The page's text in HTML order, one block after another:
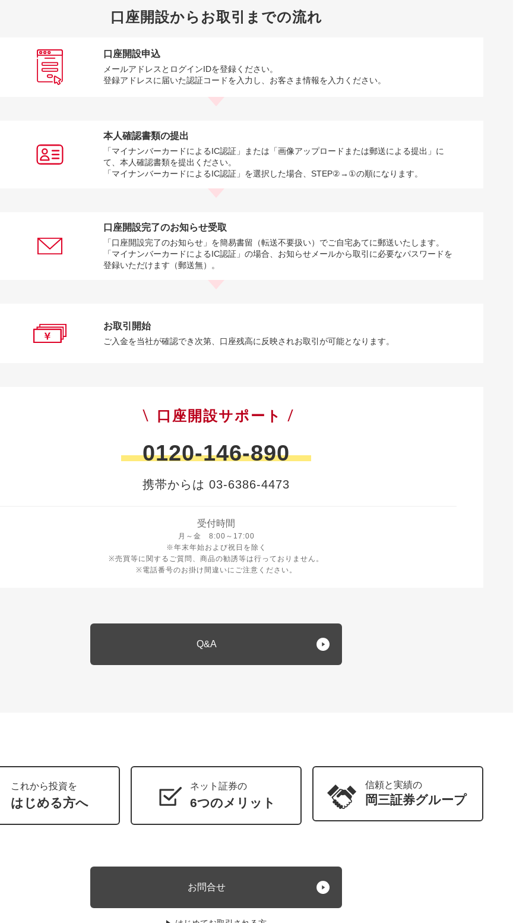
口座開設からお取引までの流れ
口座開設申込
メールアドレスとログインIDを登録ください。
登録アドレスに届いた認証コードを入力し、お客さま情報を入力ください。
本人確認書類の提出
「マイナンバーカードによるIC認証」または「画像アップロードまたは郵送による提出」に
て、本人確認書類を提出ください。
「マイナンバーカードによるIC認証」を選択した場合、STEP②→①の順になります。
口座開設完了のお知らせ受取
「口座開設完了のお知らせ」を簡易書留（転送不要扱い）でご自宅あてに郵送いたします。
「マイナンバーカードによるIC認証」の場合、お知らせメールから取引に必要なパスワードを
登録いただけます（郵送無）。
お取引開始
ご入金を当社が確認でき次第、口座残高に反映されお取引が可能となります。
口座開設サポート
0120-146-890
携帯からは 03-6386-4473
受付時間
月～金 8:00～17:00
月曜日から金曜日 8時から17時
※年末年始および祝日を除く
※売買等に関するご質問、商品の勧誘等は行っておりません。
※電話番号のお掛け間違いにご注意ください。
Q&A
これから投資を
はじめる方へ
ネット証券の
6つのメリット
信頼と実績の
岡三証券グループ
お問合せ